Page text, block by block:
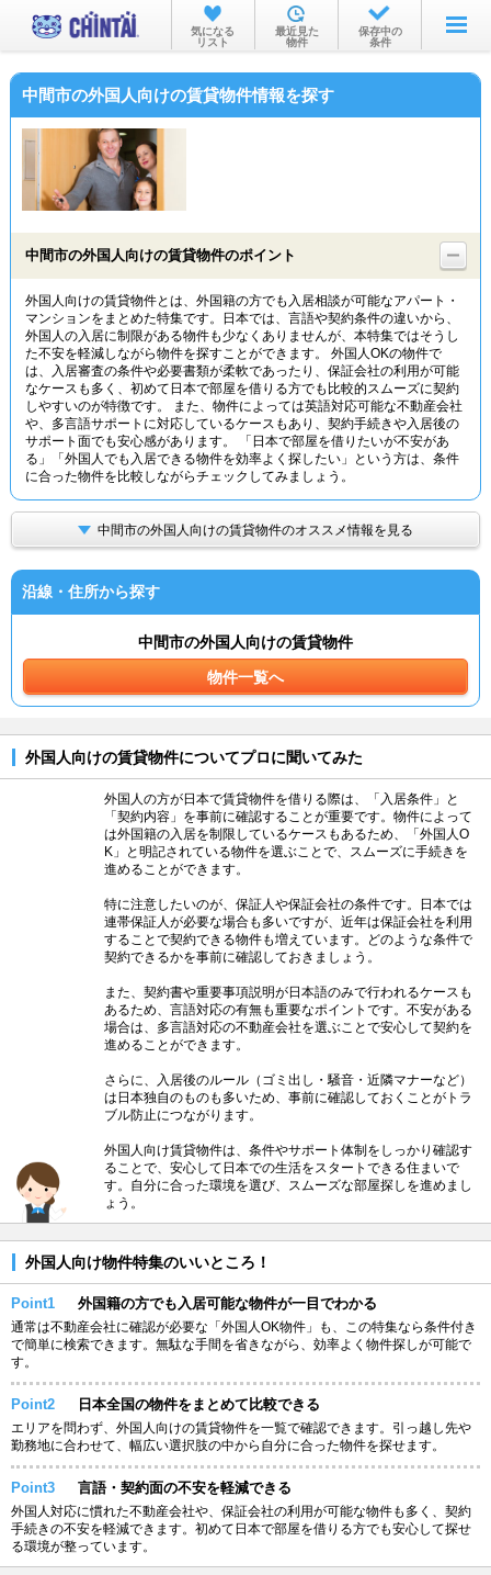
お部屋を探す
沿線・駅から
物件特集から
TOP
気になる
リスト
最近見た
物件
保存中の
条件
中間市の外国人向けの賃貸物件情報を探す
中間市の外国人向けの賃貸物件のポイント
外国人向けの賃貸物件とは、外国籍の方でも入居相談が可能なアパート・
マンションをまとめた特集です。日本では、言語や契約条件の違いから、
外国人の入居に制限がある物件も少なくありませんが、本特集ではそうし
た不安を軽減しながら物件を探すことができます。 外国人OKの物件で
は、入居審査の条件や必要書類が柔軟であったり、保証会社の利用が可能
なケースも多く、初めて日本で部屋を借りる方でも比較的スムーズに契約
しやすいのが特徴です。 また、物件によっては英語対応可能な不動産会社
や、多言語サポートに対応しているケースもあり、契約手続きや入居後の
サポート面でも安心感があります。 「日本で部屋を借りたいが不安があ
る」「外国人でも入居できる物件を効率よく探したい」という方は、条件
に合った物件を比較しながらチェックしてみましょう。
中間市の外国人向けの賃貸物件のオススメ情報を見る
沿線・住所から探す
中間市の外国人向けの賃貸物件
物件一覧へ
外国人向けの賃貸物件についてプロに聞いてみた
外国人の方が日本で賃貸物件を借りる際は、「入居条件」と
「契約内容」を事前に確認することが重要です。物件によって
は外国籍の入居を制限しているケースもあるため、「外国人O
K」と明記されている物件を選ぶことで、スムーズに手続きを
進めることができます。
特に注意したいのが、保証人や保証会社の条件です。日本では
連帯保証人が必要な場合も多いですが、近年は保証会社を利用
することで契約できる物件も増えています。どのような条件で
契約できるかを事前に確認しておきましょう。
また、契約書や重要事項説明が日本語のみで行われるケースも
あるため、言語対応の有無も重要なポイントです。不安がある
場合は、多言語対応の不動産会社を選ぶことで安心して契約を
進めることができます。
さらに、入居後のルール（ゴミ出し・騒音・近隣マナーなど）
は日本独自のものも多いため、事前に確認しておくことがトラ
ブル防止につながります。
外国人向け賃貸物件は、条件やサポート体制をしっかり確認す
ることで、安心して日本での生活をスタートできる住まいで
す。自分に合った環境を選び、スムーズな部屋探しを進めまし
ょう。
外国人向け物件特集のいいところ！
Point1 外国籍の方でも入居可能な物件が一目でわかる
通常は不動産会社に確認が必要な「外国人OK物件」も、この特集なら条件付き
で簡単に検索できます。無駄な手間を省きながら、効率よく物件探しが可能で
す。
Point2 日本全国の物件をまとめて比較できる
エリアを問わず、外国人向けの賃貸物件を一覧で確認できます。引っ越し先や
勤務地に合わせて、幅広い選択肢の中から自分に合った物件を探せます。
Point3 言語・契約面の不安を軽減できる
外国人対応に慣れた不動産会社や、保証会社の利用が可能な物件も多く、契約
手続きの不安を軽減できます。初めて日本で部屋を借りる方でも安心して探せ
る環境が整っています。